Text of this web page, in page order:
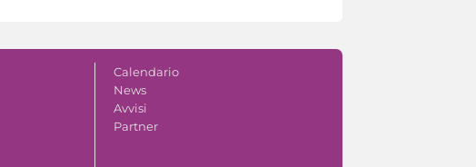
Calendario
News
Avvisi
Partner